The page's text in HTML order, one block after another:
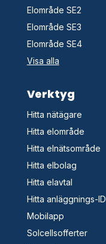
Elområde SE2
Elområde SE3
Elområde SE4
Visa alla
Verktyg
Hitta nätägare
Hitta elområde
Hitta elnätsområde
Hitta elbolag
Hitta elavtal
Hitta anläggnings-ID
Mobilapp
Solcellsofferter